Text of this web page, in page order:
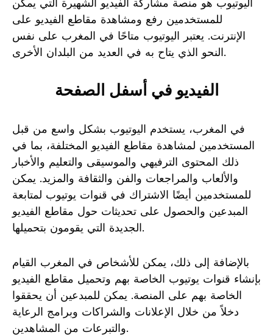
للمستخدمين رفع ومشاهدة مقاطع الفيديو على
الإنترنت. يعتبر اليوتيوب متاحًا في المغرب على نفس
النحو الذي يتاح به في العديد من البلدان الأخرى.
الفيديو في أسفل الصفحة
في المغرب، يستخدم اليوتيوب بشكل واسع من قبل
المستخدمين لمشاهدة مقاطع الفيديو المختلفة، بما في
ذلك المحتوى الترفيهي والموسيقى والتعليم والأخبار
والألعاب والمراجعات والفن والثقافة والمزيد. يمكن
للمستخدمين أيضًا الاشتراك في قنوات يوتيوب لمتابعة
المبدعين والحصول على تحديثات حول مقاطع الفيديو
الجديدة التي يقومون بتحميلها.
بالإضافة إلى ذلك، يمكن للأشخاص في المغرب القيام
بإنشاء قنوات يوتيوب الخاصة بهم وتحميل مقاطع الفيديو
الخاصة بهم على المنصة. يمكن للمبدعين أن يحققوا
دخلاً من خلال الإعلانات والشراكات وبرامج الرعاية
والتبرعات من المشاهدين.